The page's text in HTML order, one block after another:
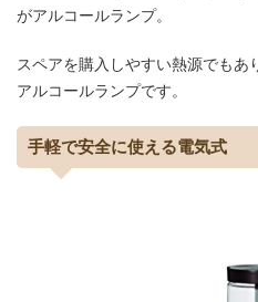
がアルコールランプ。
スペアを購入しやすい熱源でも
アルコールランプです。
手軽で安全に使える電気式